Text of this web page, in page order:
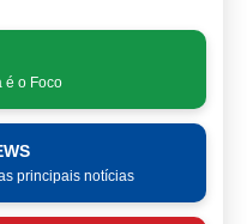
é o Foco
principais notícias